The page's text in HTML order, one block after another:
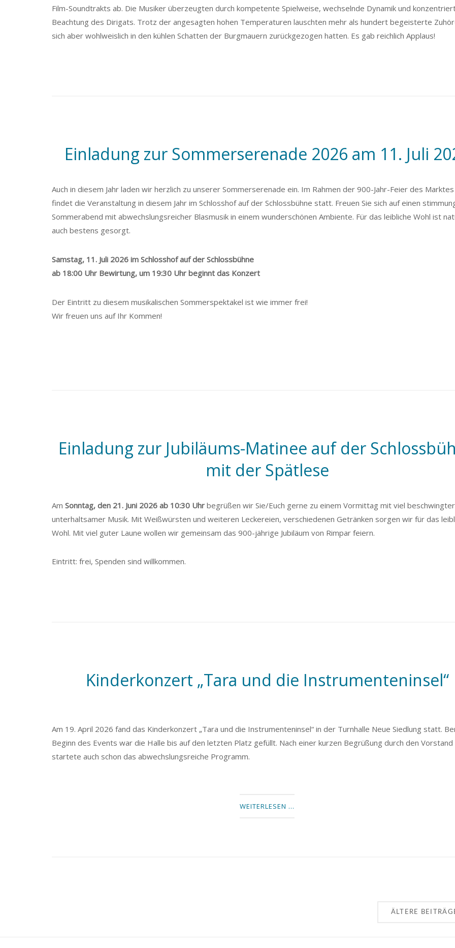
Film-Soundtrakts ab. Die Musiker überzeugten durch kompetente Spielweise, wechselnde Dynamik und
Beachtung des Dirigats. Trotz der angesagten hohen Temperaturen lauschten mehr als hundert begeisterte
sich aber wohlweislich in den kühlen Schatten der Burgmauern zurückgezogen hatten. Es gab reichlich Applaus!
Einladung zur Sommerserenade 2026 am 11. Juli
Auch in diesem Jahr laden wir herzlich zu unserer Sommerserenade ein. Im Rahmen der 900-Jahr-Feier des
findet die Veranstaltung in diesem Jahr im Schlosshof auf der Schlossbühne statt. Freuen Sie sich auf einen
Sommerabend mit abwechslungsreicher Blasmusik in einem wunderschönen Ambiente. Für das leibliche Wohl ist
auch bestens gesorgt.
Samstag, 11. Juli 2026 im Schlosshof auf der Schlossbühne
ab 18:00 Uhr Bewirtung, um 19:30 Uhr beginnt das Konzert
Der Eintritt zu diesem musikalischen Sommerspektakel ist wie immer frei!
Wir freuen uns auf Ihr Kommen!
Einladung zur Jubiläums-Matinee auf der
mit der Spätlese
Am Sonntag, den 21. Juni 2026 ab 10:30 Uhr begrüßen wir Sie/Euch gerne zu einem Vormittag mit viel
unterhaltsamer Musik. Mit Weißwürsten und weiteren Leckereien, verschiedenen Getränken sorgen wir für das
Wohl. Mit viel guter Laune wollen wir gemeinsam das 900-jährige Jubiläum von Rimpar feiern.
Eintritt: frei, Spenden sind willkommen.
Kinderkonzert „Tara und die Instrumenteninsel“
Am 19. April 2026 fand das Kinderkonzert „Tara und die Instrumenteninsel“ in der Turnhalle Neue Siedlung statt.
Beginn des Events war die Halle bis auf den letzten Platz gefüllt. Nach einer kurzen Begrüßung durch den Vorstand
startete auch schon das abwechslungsreiche Programm.
WEITERLESEN …
ÄLTERE